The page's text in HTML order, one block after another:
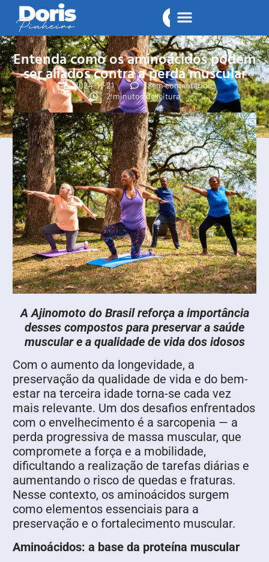
Entenda como os aminoácidos podem
ser aliados contra a perda muscular
2024-11-21
Sem comentários
2 minutos de leitura
A Ajinomoto do Brasil reforça a importância
desses compostos para preservar a saúde
muscular e a qualidade de vida dos idosos
Com o aumento da longevidade, a
preservação da qualidade de vida e do bem-
estar na terceira idade torna-se cada vez
mais relevante. Um dos desafios enfrentados
com o envelhecimento é a sarcopenia — a
perda progressiva de massa muscular, que
compromete a força e a mobilidade,
dificultando a realização de tarefas diárias e
aumentando o risco de quedas e fraturas.
Nesse contexto, os aminoácidos surgem
como elementos essenciais para a
preservação e o fortalecimento muscular.
Aminoácidos: a base da proteína muscular